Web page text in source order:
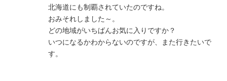
北海道にも制覇されていたのですね。
おみそれしました～。
どの地域がいちばんお気に入りですか？
いつになるかわからないのですが、また行きたいで
す。